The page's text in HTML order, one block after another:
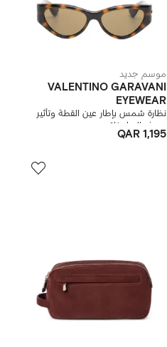
موسم جديد
VALENTINO GARAVANI
EYEWEAR
نظارة شمس بإطار عين القطة وتأثير
صدف السلحفاة
QAR 1,195